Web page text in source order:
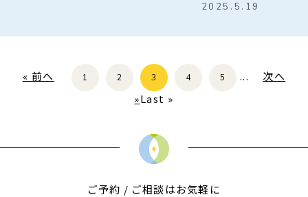
2025.5.19
« 前へ 1 2 3 4 5 ...
次へ
»Last »
ご予約 / ご相談はお気軽に